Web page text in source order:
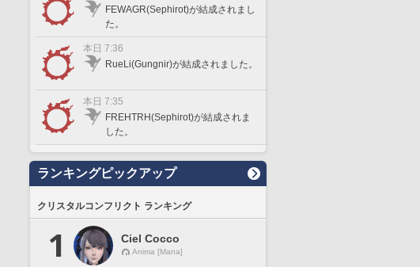
FEWAGR(Sephirot)が結成されまし
た。
本日 7:36
RueLi(Gungnir)が結成されました。
本日 7:35
FREHTRH(Sephirot)が結成されま
した。
ランキングピックアップ
クリスタルコンフリクト ランキング
1 Ciel Cocco
Anima [Mana]